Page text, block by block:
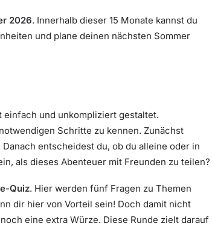
2026. Innerhalb dieser 15 Monate kannst du
und plane deinen nächsten Sommer
und unkompliziert gestaltet.
Schritte zu kennen. Zunächst
entscheidest du, ob du alleine oder in
als dieses Abenteuer mit Freunden zu teilen?
Quiz. Hier werden fünf Fragen zu Themen
dir hier von Vorteil sein! Doch damit nicht
eine extra Würze. Diese Runde zielt darauf